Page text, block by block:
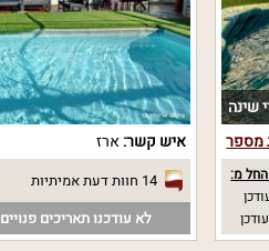
מספר
החל מ:
איש קשר: ארז
14 חוות דעת אמיתיות
לא עודכנו תאריכים פנויים